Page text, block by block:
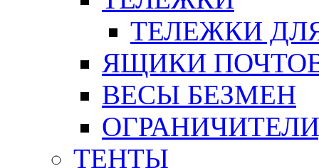
ТЕЛЕЖКИ
ЯЩИКИ
ВЕСЫ БЕЗМЕН
ТЕНТЫ